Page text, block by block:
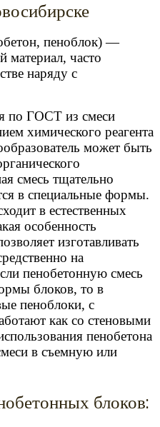
пеноблок) —
материал, часто
наряду с
по ГОСТ из смеси
химического реагента
может быть
смесь тщательно
в специальные формы.
в естественных
особенность
изготавливать
на
пенобетонную смесь
блоков, то в
пеноблоки, с
как со стеновыми
пенобетона
в съемную или
блоков: